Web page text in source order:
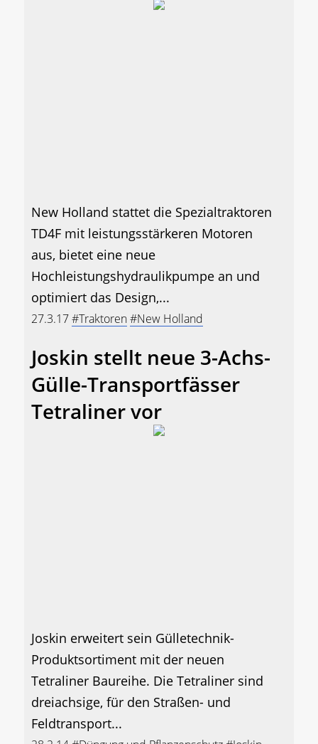
New Holland stattet die Spezialtraktoren
TD4F mit leistungsstärkeren Motoren
aus, bietet eine neue
Hochleistungshydraulikpumpe an und
optimiert das Design,...
27.3.17#Traktoren#New Holland
Joskin stellt neue 3-Achs-
Gülle-Transportfässer
Tetraliner vor
Joskin erweitert sein Gülletechnik-
Produktsortiment mit der neuen
Tetraliner Baureihe. Die Tetraliner sind
dreiachsige, für den Straßen- und
Feldtransport...